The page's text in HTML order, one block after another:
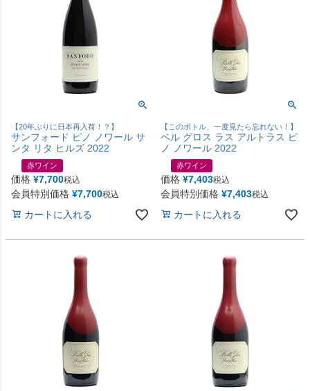
【20年ぶりに日本再入荷！？】
サンフォード ピノ ノワール サ
ンタ リタ ヒルズ 2022
赤ワイン
価格 ¥7,700税込
会員特別価格 ¥7,700税込
カートに入れる
【このボトル、一度見たら忘れない！】
ベル グロス ラス アルトラス ピ
ノ ノワール 2022
赤ワイン
価格 ¥7,403税込
会員特別価格 ¥7,403税込
カートに入れる